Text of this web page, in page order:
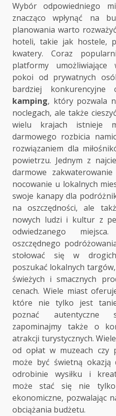
Wybór odpowiedniego
znacząco wpłynąć na
planowania warto
hoteli, takie jak hostele,
kwatery. Coraz
platformy umożliwiające
pokoi od prywatnych
bardziej
kamping, który pozwala
noclegach, ale także
wielu krajach istnieje
darmowego rozbicia
rozwiązaniem dla
powietrzu. Jednym z
darmowe
nocowanie u lokalnych
swoje kanapy dla
na oszczędności, ale
nowych ludzi i kultur z
odwiedzanego
oszczędnego
stołować się w
poszukać lokalnych
świeżych i smacznych
cenach. Wiele miast
które nie tylko jest
poznać
zapominajmy także o
atrakcji turystycznych.
od opłat w muzeach czy
może być świetną okazją
odrobinie wysiłku i
może stać się nie
ekonomiczne, pozwalając
obciążania budżetu.